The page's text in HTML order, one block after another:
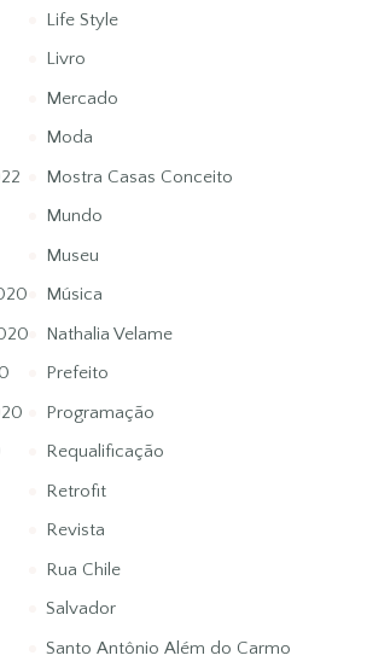
Life Style
Livro
Mercado
Moda
Mostra Casas Conceito
Mundo
Museu
Música
Nathalia Velame
Prefeito
Programação
Requalificação
Retrofit
Revista
Rua Chile
Salvador
Santo Antônio Além do Carmo